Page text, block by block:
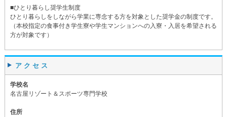
■ひとり暮らし奨学生制度
ひとり暮らしをしながら学業に専念する方を対象とした奨学金の制度です。
（本校指定の食事付き学生寮や学生マンションへの入寮・入居を希望される
方が対象です）
アクセス
学校名
名古屋リゾート＆スポーツ専門学校
住所